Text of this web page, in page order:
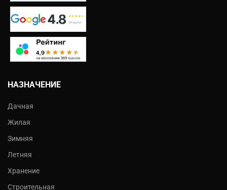
НАЗНАЧЕНИЕ
Дачная
Жилая
Зимняя
Летняя
Хранение
Строительная